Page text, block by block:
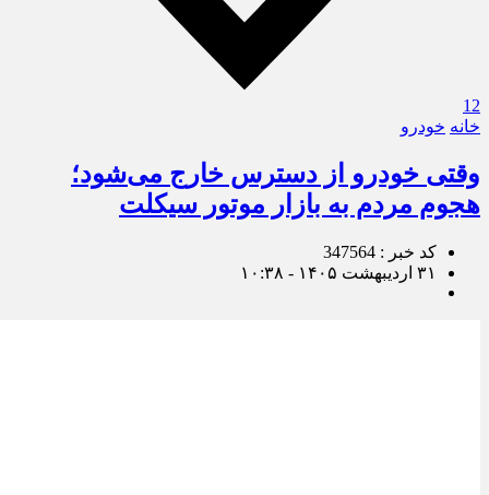
12
خانه خودرو
وقتی خودرو از دسترس خارج می‌شود؛
هجوم مردم به بازار موتور سیکلت
کد خبر : 347564
۳۱ اردیبهشت ۱۴۰۵ - ۱۰:۳۸